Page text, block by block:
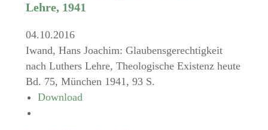
Lehre, 1941
04.10.2016
Iwand, Hans Joachim: Glaubensgerechtigkeit
nach Luthers Lehre, Theologische Existenz heute
Bd. 75, München 1941, 93 S.
Download